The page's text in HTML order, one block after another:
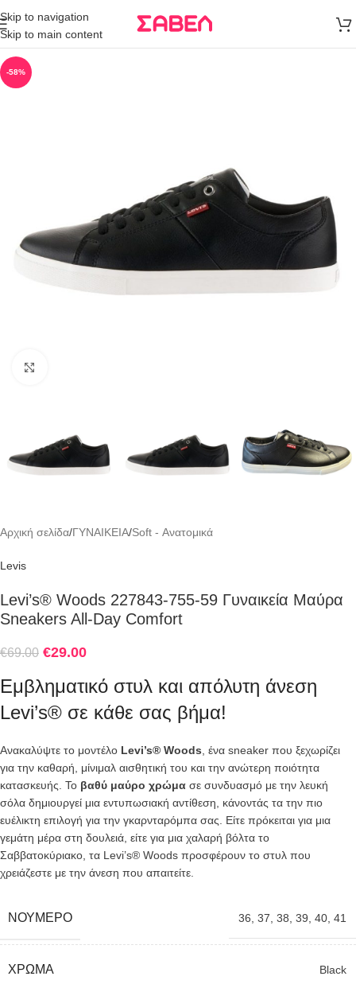
Skip to navigation
Skip to main content
άνω των 80€
Παραγγελία
-58%
Αρχική σελίδα/ΓΥΝΑΙΚΕΙΑ/Soft - Ανατομικά
Levis
Levi’s® Woods 227843-755-59 Γυναικεία Μαύρα
Sneakers All-Day Comfort
€69.00 €29.00
Εμβληματικό στυλ και απόλυτη άνεση
Levi’s® σε κάθε σας βήμα!
Ανακαλύψτε το μοντέλο Levi’s® Woods, ένα sneaker που ξεχωρίζει
για την καθαρή, μίνιμαλ αισθητική του και την ανώτερη ποιότητα
κατασκευής. Το βαθύ μαύρο χρώμα σε συνδυασμό με την λευκή
σόλα δημιουργεί μια εντυπωσιακή αντίθεση, κάνοντάς τα την πιο
ευέλικτη επιλογή για την γκαρνταρόμπα σας. Είτε πρόκειται για μια
γεμάτη μέρα στη δουλειά, είτε για μια χαλαρή βόλτα το
Σαββατοκύριακο, τα Levi’s® Woods προσφέρουν το στυλ που
χρειάζεστε με την άνεση που απαιτείτε.
ΝΟΎΜΕΡΟ 36, 37, 38, 39, 40, 41
ΧΡΏΜΑ Black